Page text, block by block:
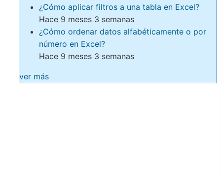
¿Cómo aplicar filtros a una tabla en Excel?
Hace 9 meses 3 semanas
¿Cómo ordenar datos alfabéticamente o por
número en Excel?
Hace 9 meses 3 semanas
ver más